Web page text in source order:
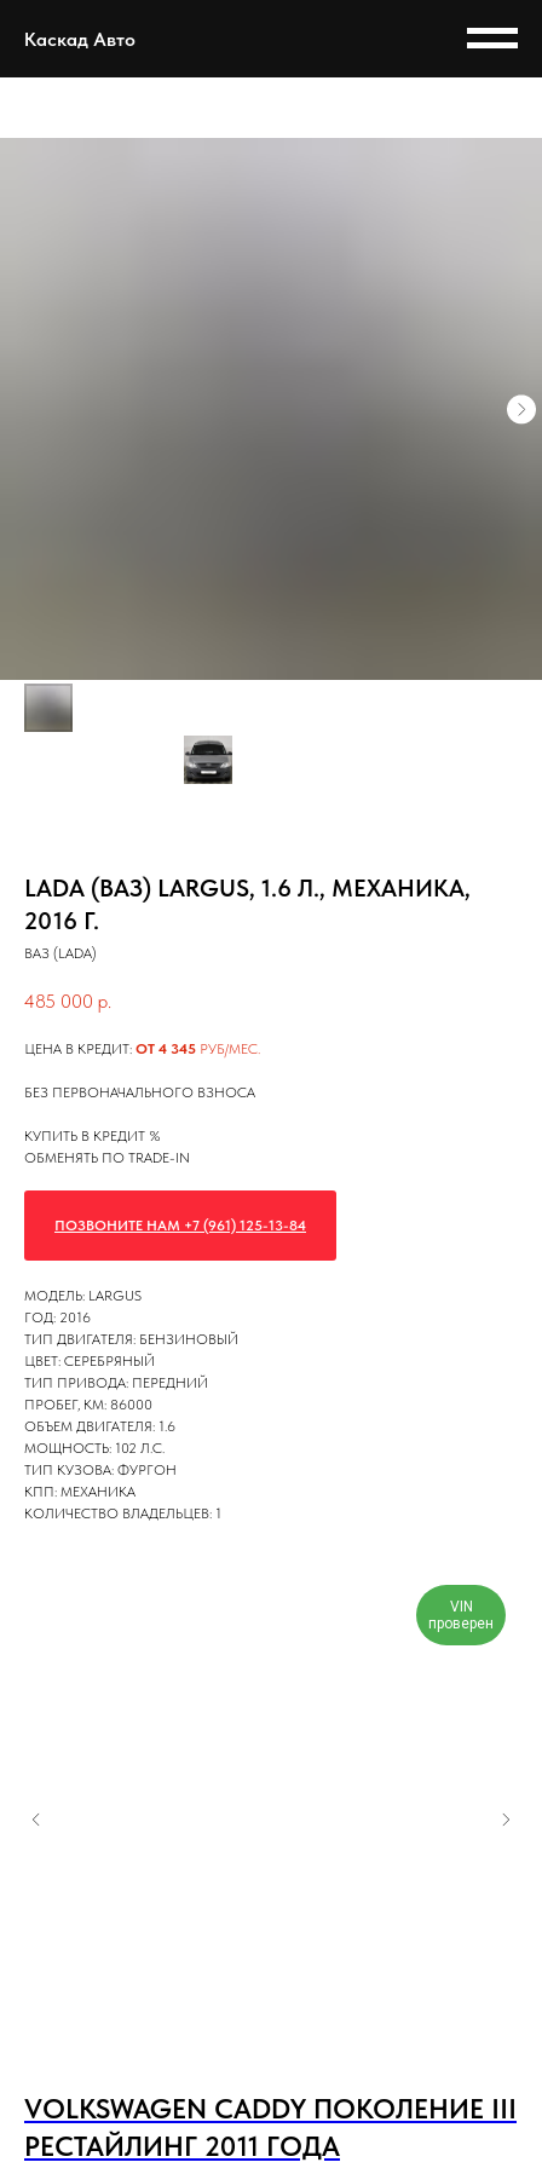
Каскад Авто
LADA (ВАЗ) LARGUS, 1.6 Л., МЕХАНИКА,
2016 Г.
ВАЗ (LADA)
485 000 р.
ЦЕНА В КРЕДИТ: ОТ 4 345 РУБ/МЕС.
БЕЗ ПЕРВОНАЧАЛЬНОГО ВЗНОСА
КУПИТЬ В КРЕДИТ %
ОБМЕНЯТЬ ПО TRADE-IN
ПОЗВОНИТЕ НАМ +7 (961) 125-13-84
МОДЕЛЬ: LARGUS
ГОД: 2016
ТИП ДВИГАТЕЛЯ: БЕНЗИНОВЫЙ
ЦВЕТ: СЕРЕБРЯНЫЙ
ТИП ПРИВОДА: ПЕРЕДНИЙ
ПРОБЕГ, КМ: 86000
ОБЪЕМ ДВИГАТЕЛЯ: 1.6
МОЩНОСТЬ: 102 Л.С.
ТИП КУЗОВА: ФУРГОН
КПП: МЕХАНИКА
КОЛИЧЕСТВО ВЛАДЕЛЬЦЕВ: 1
VIN
проверен
VOLKSWAGEN CADDY ПОКОЛЕНИЕ III
РЕСТАЙЛИНГ 2011 ГОДА